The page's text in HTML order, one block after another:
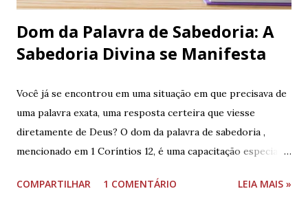
expansão ...
Dom da Palavra de Sabedoria: A
Sabedoria Divina se Manifesta
Você já se encontrou em uma situação em que precisava de
uma palavra exata, uma resposta certeira que viesse
diretamente de Deus? O dom da palavra de sabedoria ,
mencionado em 1 Coríntios 12, é uma capacitação especial
momentos cruciais. Esse dom não é fruto de sabedoria
COMPARTILHAR 1 COMENTÁRIO LEIA MAIS »